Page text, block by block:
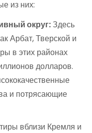
из них:
округ: Здесь
Арбат, Тверской и
в этих районах
долларов.
и потрясающие
вблизи Кремля и